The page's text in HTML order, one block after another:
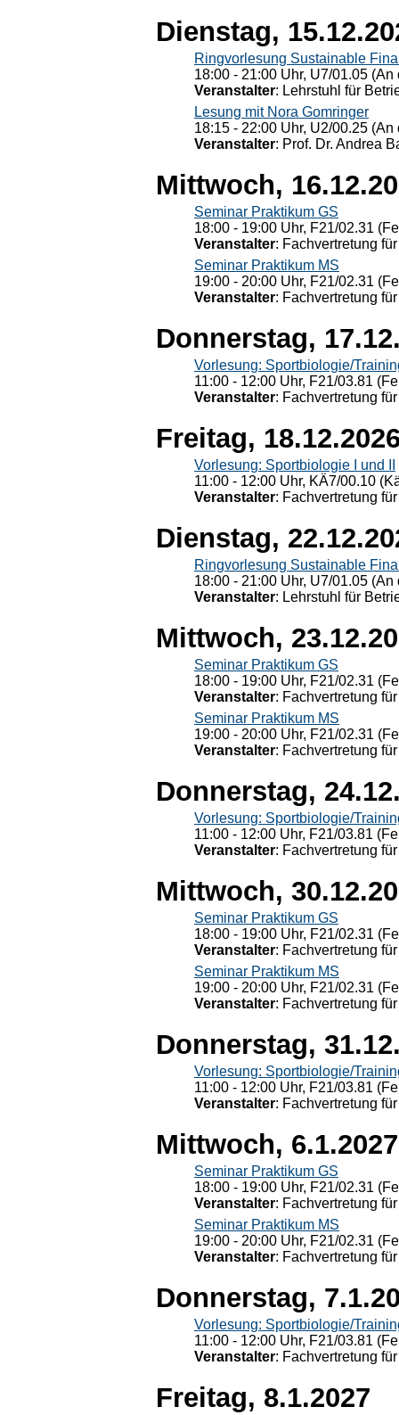
Dienstag,
Ringvorlesung Sustainable
18:00 - 21:00 Uhr, U7/01.05
Veranstalter: Lehrstuhl für
Lesung mit Nora Gomringer
18:15 - 22:00 Uhr, U2/00.25
Veranstalter: Prof. Dr. Andrea
Mittwoch,
Seminar Praktikum GS
18:00 - 19:00 Uhr, F21/02.31
Veranstalter: Fachvertretung
Seminar Praktikum MS
19:00 - 20:00 Uhr, F21/02.31
Veranstalter: Fachvertretung
Donnerstag,
Vorlesung: Sportbiologie/
11:00 - 12:00 Uhr, F21/03.81
Veranstalter: Fachvertretung
Freitag,
Vorlesung: Sportbiologie I und II
11:00 - 12:00 Uhr, KÄ7/00.10
Veranstalter: Fachvertretung
Dienstag,
Ringvorlesung Sustainable
18:00 - 21:00 Uhr, U7/01.05
Veranstalter: Lehrstuhl für
Mittwoch,
Seminar Praktikum GS
18:00 - 19:00 Uhr, F21/02.31
Veranstalter: Fachvertretung
Seminar Praktikum MS
19:00 - 20:00 Uhr, F21/02.31
Veranstalter: Fachvertretung
Donnerstag,
Vorlesung: Sportbiologie/
11:00 - 12:00 Uhr, F21/03.81
Veranstalter: Fachvertretung
Mittwoch,
Seminar Praktikum GS
18:00 - 19:00 Uhr, F21/02.31
Veranstalter: Fachvertretung
Seminar Praktikum MS
19:00 - 20:00 Uhr, F21/02.31
Veranstalter: Fachvertretung
Donnerstag,
Vorlesung: Sportbiologie/
11:00 - 12:00 Uhr, F21/03.81
Veranstalter: Fachvertretung
Mittwoch, 6.1.2027
Seminar Praktikum GS
18:00 - 19:00 Uhr, F21/02.31
Veranstalter: Fachvertretung
Seminar Praktikum MS
19:00 - 20:00 Uhr, F21/02.31
Veranstalter: Fachvertretung
Donnerstag,
Vorlesung: Sportbiologie/
11:00 - 12:00 Uhr, F21/03.81
Veranstalter: Fachvertretung
Freitag, 8.1.2027